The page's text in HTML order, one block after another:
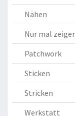
Nähen
Nur mal
Patchwork
Sticken
Stricken
Werkstatt